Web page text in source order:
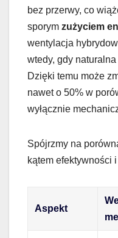
bez przerwy, co
sporym zużyciem
wentylacja
wtedy, gdy
Dzięki temu może
nawet o 50% w
wyłącznie
Spójrzmy na
kątem efektywności
Aspekt